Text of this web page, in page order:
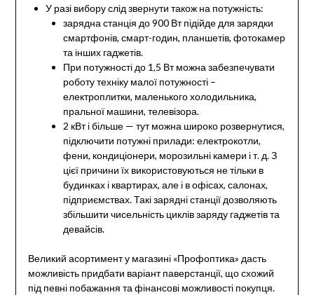
У разі вибору слід звернути також на потужність:
зарядна станція до 900 Вт підійде для зарядки
смартфонів, смарт-годин, планшетів, фотокамер
та інших гаджетів.
При потужності до 1,5 Вт можна забезпечувати
роботу техніку малої потужності –
електроплитки, маленького холодильника,
пральної машини, телевізора.
2 кВт і більше — тут можна широко розвернутися,
підключити потужні прилади: електрокотли,
фени, кондиціонери, морозильні камери і т. д. З
цієї причини їх використовуються не тільки в
будинках і квартирах, але і в офісах, салонах,
підприємствах. Такі зарядні станції дозволяють
збільшити чисельність циклів заряду гаджетів та
девайсів.
Великий асортимент у магазині «Профоптика» дасть
можливість придбати варіант паверстанції, що схожий
під певні побажання та фінансові можливості покупця.